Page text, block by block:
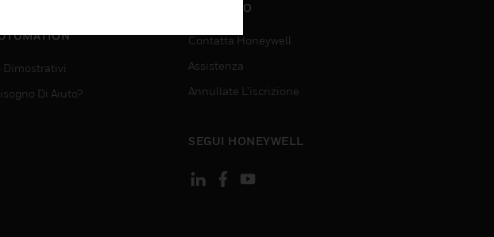
Dimostrativi
Di Aiuto?
CONTATTO
Contatta Honeywell
Assistenza
Annullate L’iscrizione
SEGUI HONEYWELL